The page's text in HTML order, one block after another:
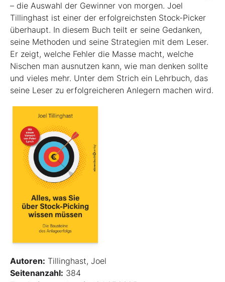
– die Auswahl der Gewinner von morgen. Joel
Tillinghast ist einer der erfolgreichsten Stock-Picker
überhaupt. In diesem Buch teilt er seine Gedanken,
seine Methoden und seine Strategien mit dem Leser.
Er zeigt, welche Fehler die Masse macht, welche
Nischen man ausnutzen kann, wie man denken sollte
und vieles mehr. Unter dem Strich ein Lehrbuch, das
seine Leser zu erfolgreicheren Anlegern machen wird.
Autoren: Tillinghast, Joel
Seitenanzahl: 384